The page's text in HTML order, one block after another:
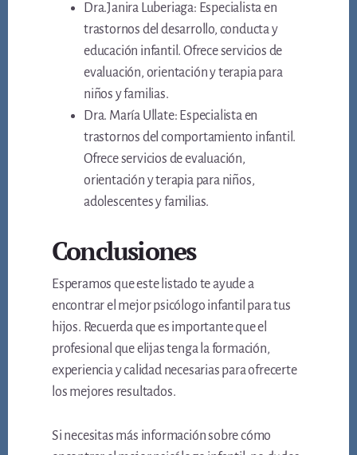
Dra.Janira Luberiaga: Especialista en
trastornos del desarrollo, conducta y
educación infantil. Ofrece servicios de
evaluación, orientación y terapia para
niños y familias.
Dra. María Ullate: Especialista en
trastornos del comportamiento infantil.
Ofrece servicios de evaluación,
orientación y terapia para niños,
adolescentes y familias.
Conclusiones
Esperamos que este listado te ayude a
encontrar el mejor psicólogo infantil para tus
hijos. Recuerda que es importante que el
profesional que elijas tenga la formación,
experiencia y calidad necesarias para ofrecerte
los mejores resultados.
Si necesitas más información sobre cómo